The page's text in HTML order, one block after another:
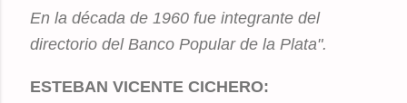
En la década de 1960 fue integrante del
directorio del Banco Popular de la Plata".
ESTEBAN VICENTE CICHERO: